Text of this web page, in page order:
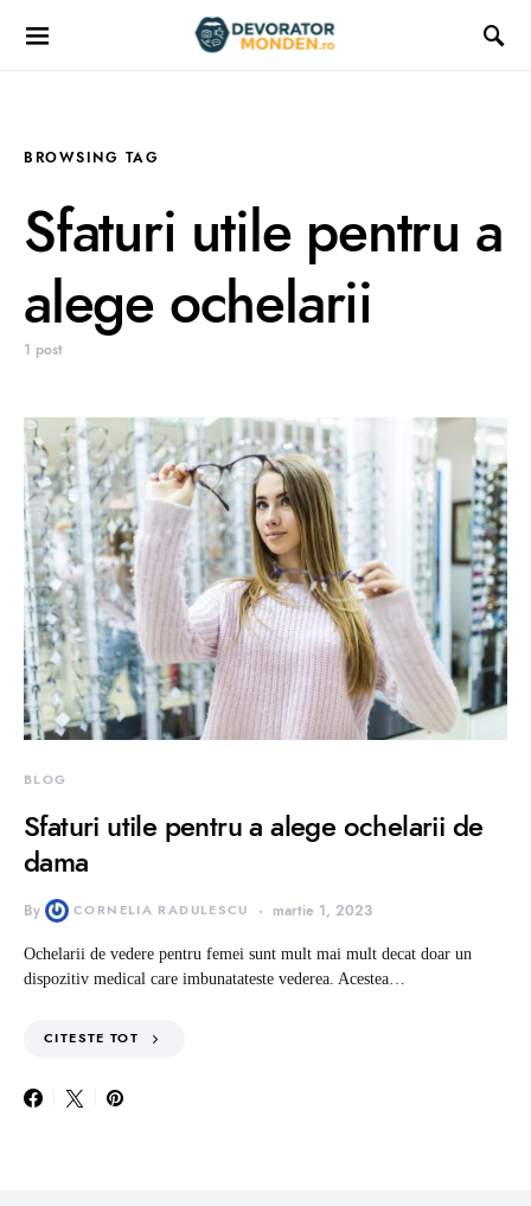
BROWSING TAG
Sfaturi utile pentru a
alege ochelarii
1 post
BLOG
Sfaturi utile pentru a alege ochelarii de
dama
By CORNELIA RADULESCU martie 1, 2023
Ochelarii de vedere pentru femei sunt mult mai mult decat doar un
dispozitiv medical care imbunatateste vederea. Acestea…
CITESTE TOT